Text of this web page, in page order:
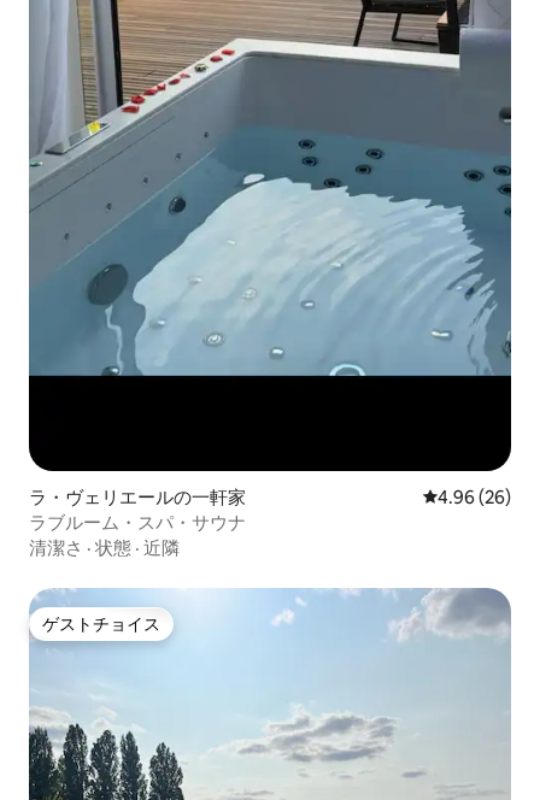
ラ・ヴェリエールの一軒家 レビュー26
4.96 (26)
ラブルーム・スパ・サウナ
清潔さ · 状態 · 近隣
ゲストチョイス
ゲストチョイス